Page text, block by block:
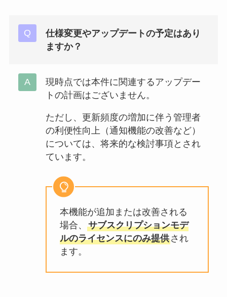
仕様変更やアップデートの予定はあり
ますか？
現時点では本件に関連するアップデー
トの計画はございません。
ただし、更新頻度の増加に伴う管理者
の利便性向上（通知機能の改善など）
については、将来的な検討事項とされ
ています。
本機能が追加または改善される
場合、サブスクリプションモデ
ルのライセンスにのみ提供され
ます。